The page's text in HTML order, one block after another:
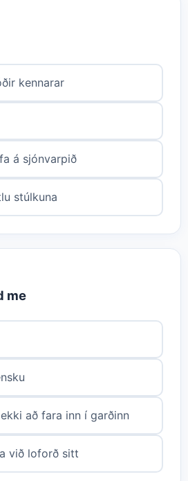
kennarar
á sjónvarpið
stúlkuna
me
að fara inn í garðinn
við loforð sitt